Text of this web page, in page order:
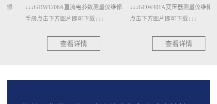
↓↓↓GDW1206A直流电参数测量仪维修
手册点击下方图片即可下载↓↓↓
查看详情
↓↓↓GDW401A变压器测量仪维修手册
点击下方图片即可下载↓↓↓
查看详情